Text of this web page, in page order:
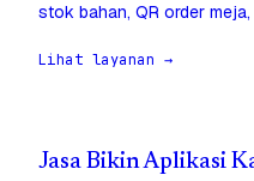
stok bahan, QR order
Lihat layanan →
Jasa Bikin Aplikasi